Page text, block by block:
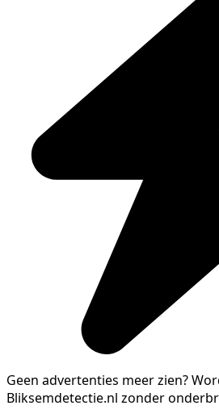
Geen advertenties meer zien?
Bliksemdetectie.nl zonder